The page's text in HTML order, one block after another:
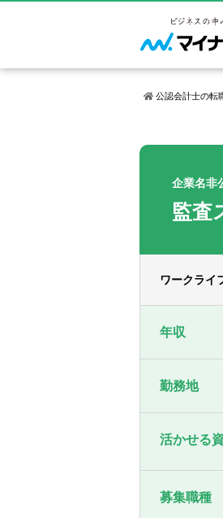
サービス
転職お役立
業界情
公認会計士の転
企業名非
監査
ワークライ
年収
勤務地
活かせる
募集職種